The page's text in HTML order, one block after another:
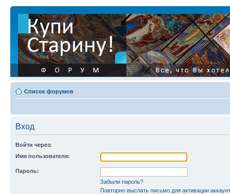
Список форумов
Вход
Войти через:
Имя пользователя:
Пароль:
Забыли пароль?
Повторно выслать письмо для активации